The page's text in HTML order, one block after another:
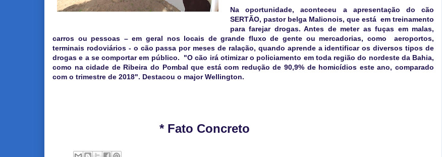
Na oportunidade, aconteceu a apresentação do cão
SERTÃO, pastor belga Malionois, que está em treinamento
para farejar drogas. Antes de meter as fuças em malas,
carros ou pessoas – em geral nos locais de grande fluxo de gente ou mercadorias, como aeroportos,
terminais rodoviários - o cão passa por meses de ralação, quando aprende a identificar os diversos tipos de
drogas e a se comportar em público. "O cão irá otimizar o policiamento em toda região do nordeste da Bahia,
como na cidade de Ribeira do Pombal que está com redução de 90,9% de homicídios este ano, comparado
com o trimestre de 2018". Destacou o major Wellington.
* Fato Concreto